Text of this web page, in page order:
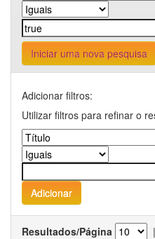
Iniciar uma nova pesquisa
Adicionar filtros:
Utilizar filtros para refinar o
Resultados/Página |